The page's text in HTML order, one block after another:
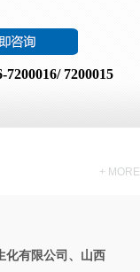
7200016/ 7200015
+ MORE
化有限公司、山西